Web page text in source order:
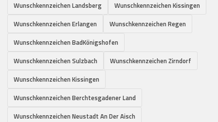
Wunschkennzeichen Landsberg
Wunschkennzeichen Kissingen
Wunschkennzeichen Erlangen
Wunschkennzeichen Regen
Wunschkennzeichen BadKönigshofen
Wunschkennzeichen Sulzbach
Wunschkennzeichen Zirndorf
Wunschkennzeichen Kissingen
Wunschkennzeichen Berchtesgadener Land
Wunschkennzeichen Neustadt An Der Aisch